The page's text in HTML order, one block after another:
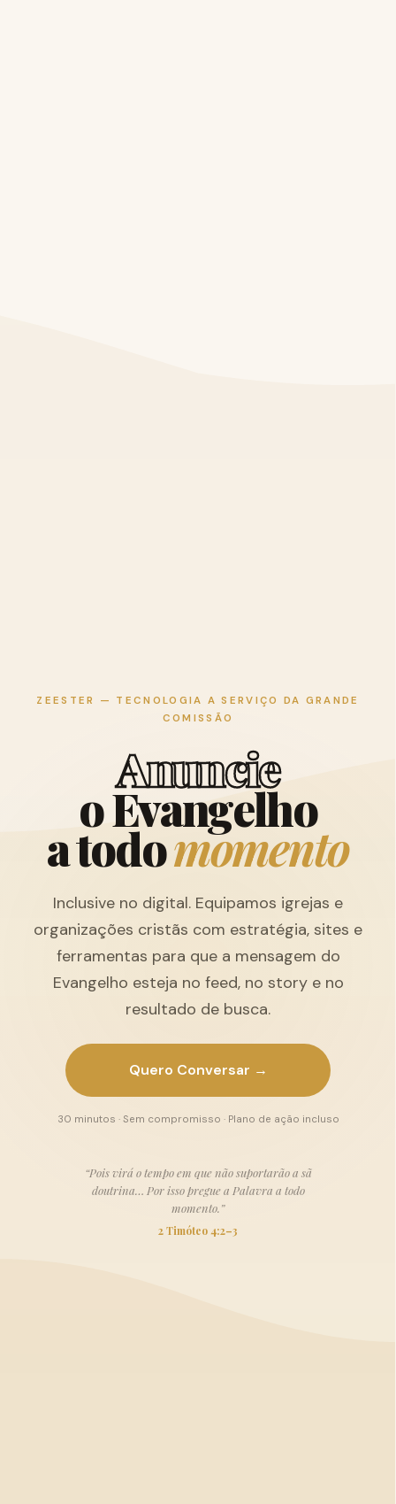
ZEESTER — TECNOLOGIA A SERVIÇO DA GRANDE
COMISSÃO
Anuncie
oEvangelho
atodomomento
Inclusive no digital. Equipamos igrejas e
organizações cristãs com estratégia, sites e
ferramentas para que a mensagem do
Evangelho esteja no feed, no story e no
resultado de busca.
Quero Conversar →
30 minutos · Sem compromisso · Plano de ação incluso
“Pois virá o tempo em que não suportarão a sã
doutrina… Por isso pregue a Palavra a todo
momento.”
2 Timóteo 4:2–3